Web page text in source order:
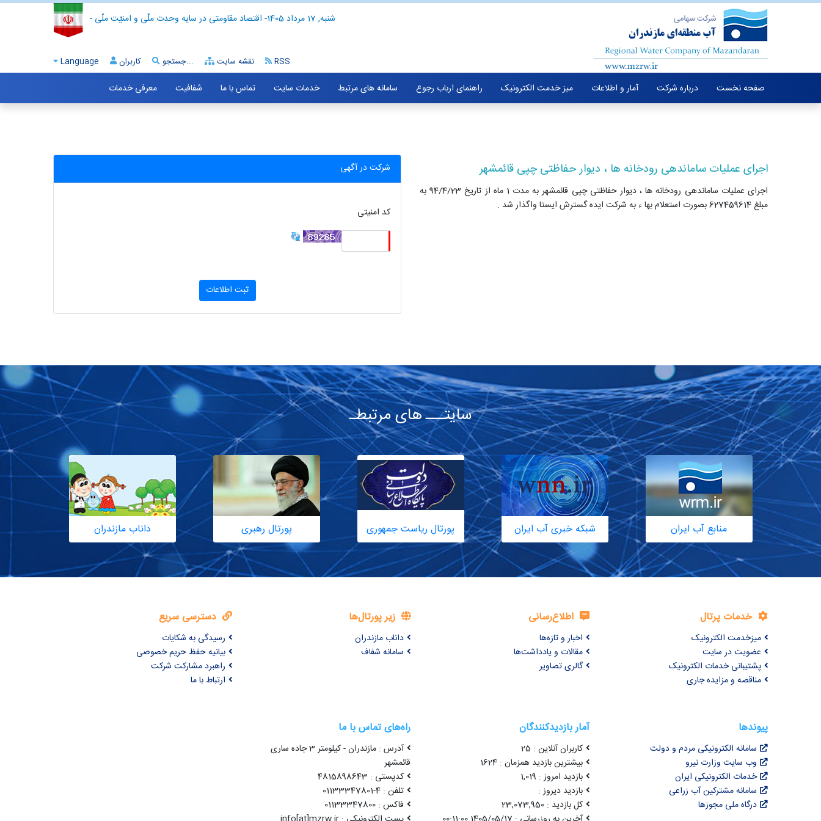
- اقتصاد مقاومتی در سایه وحدت ملّی و امنیّت ملّی - شنبه, 17 مرداد 1405
Language کاربران جستجو... نقشه سایت RSS
صفحه نخست درباره شرکت آمار و اطلاعات میز خدمت الکترونیک راهنمای ارباب رجوع سامانه های مرتبط خدمات سایت تماس با ما شفافیت معرفی خدمات
اجرای عملیات ساماندهی رودخانه ها ، دیوار حفاظتی چپی قائمشهر
اجرای عملیات ساماندهی رودخانه ها ، دیوار حفاظتی چپی قائمشهر به مدت 1 ماه از تاریخ 94/4/23 به
مبلغ 627459614 بصورت استعلام بها ء به شرکت ایده گسترش ایستا واگذار شد .
شرکت در آگهی
کد امنیتی
ثبت اطلاعات
سایتـــ های مرتبطـ
منابع آب ایران شبکه خبری آب ایران پورتال ریاست جمهوری پورتال رهبری داناب مازندران
خدمات پرتال
میزخدمت الکترونیک
عضویت در سایت
پشتیبانی خدمات الکترونیک
مناقصه و مزایده جاری
اطلاع‌رسانی
اخبار و تازه‌ها
مقالات و یادداشت‌ها
گالری تصاویر
زیر پورتال‌ها
داناب مازندران
سامانه شفاف
دسترسی سریع
رسیدگی به شکایات
بیانیه حفظ حریم خصوصی
راهبرد مشارکت شرکت
ارتباط با ما
پیوندها
سامانه الکترونیکی مردم و دولت
وب سایت وزارت نیرو
خدمات الکترونیکی ایران
سامانه مشترکین آب زراعی
درگاه ملی مجوزها
آمار بازدیدکنندگان
کاربران آنلاین : 25
بیشترین بازدید همزمان : 1624
بازدید امروز : 1,019
بازدید دیروز :
کل بازدید : 23,073,950
راه‌های تماس با ما
آدرس : مازندران - کیلومتر 3 جاده ساری
قائمشهر
کدپستی : 4815898643
تلفن : 4-01133347801
فاکس : 01133347800